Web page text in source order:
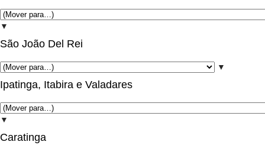
▼
São João Del Rei
▼
Ipatinga, Itabira e Valadares
▼
Caratinga